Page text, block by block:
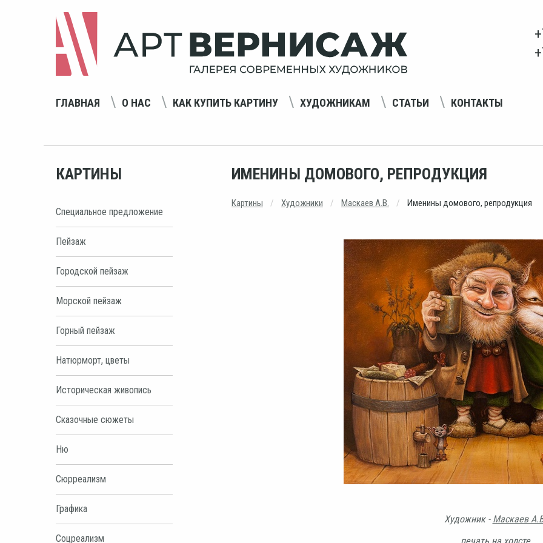
ГЛАВНАЯ О НАС КАК КУПИТЬ КАРТИНУ ХУДОЖНИКАМ СТАТЬИ КОНТАКТЫ
КАРТИНЫ
Специальное предложение
Пейзаж
Городской пейзаж
Морской пейзаж
Горный пейзаж
Натюрморт, цветы
Историческая живопись
Сказочные сюжеты
Ню
Сюрреализм
Графика
Соцреализм
ИМЕНИНЫ ДОМОВОГО, РЕПРОДУКЦИЯ
Картины Художники Маскаев А.В. Именины домового, репродукция
Художник - Маскаев
печать на холсте